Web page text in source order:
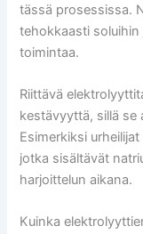
tässä prosessissa.
tehokkaasti
toimintaa.
Riittävä
kestävyyttä, sillä se
Esimerkiksi
jotka sisältävät
harjoittelun aikana.
Kuinka